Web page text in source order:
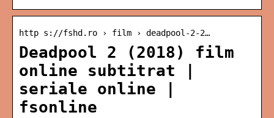
http s://fshd.ro › film › deadpool-2-2…
Deadpool 2 (2018) film
online subtitrat |
seriale online |
fsonline